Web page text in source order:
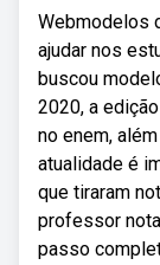
Webmodelos
ajudar nos
buscou
2020, a
no enem,
atualidade é
que tiraram
professor
passo